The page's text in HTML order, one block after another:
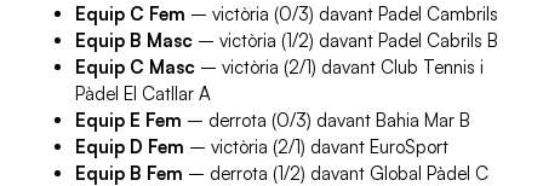
Equip C Fem – victòria (0/3) davant Padel Cambrils
Equip B Masc – victòria (1/2) davant Padel Cabrils B
Equip C Masc – victòria (2/1) davant Club Tennis i
Pàdel El Catllar A
Equip E Fem – derrota (0/3) davant Bahia Mar B
Equip D Fem – victòria (2/1) davant EuroSport
Equip B Fem – derrota (1/2) davant Global Pàdel C